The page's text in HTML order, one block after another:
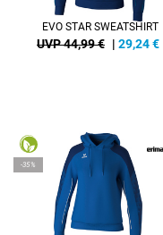
EVO STAR SWEATSHIRT
UVP 44,99 € | 29,24€
-35%